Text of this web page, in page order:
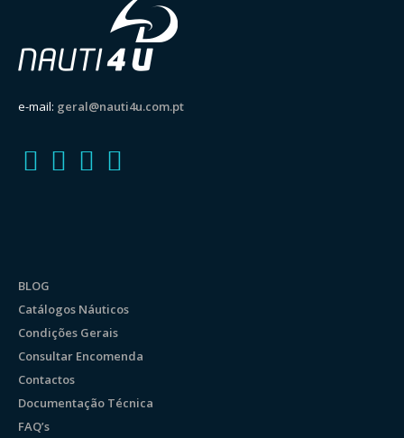
e-mail: geral@nauti4u.com.pt
BLOG
Catálogos Náuticos
Condições Gerais
Consultar Encomenda
Contactos
Documentação Técnica
FAQ’s